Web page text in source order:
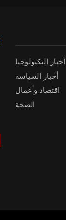
أخبار التكنولوجيا
أخبار السياسة
اقتصاد وأعمال
الصحة